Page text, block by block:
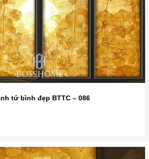
tứ bình đẹp BTTC – 086